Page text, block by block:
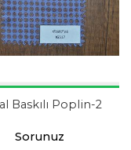
Baskılı Poplin-2
Sorunuz